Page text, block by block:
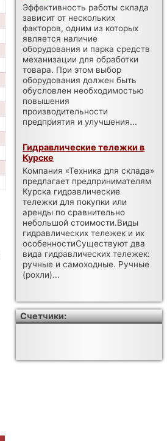
Эффективность работы склада
зависит от нескольких
факторов, одним из которых
является наличие
оборудования и парка средств
механизации для обработки
товара. При этом выбор
оборудования должен быть
обусловлен необходимостью
повышения
производительности
предприятия и улучшения...
Гидравлические тележки в
Курске
Компания «Техника для склада»
предлагает предпринимателям
Курска гидравлические
тележки для покупки или
аренды по сравнительно
небольшой стоимости.Виды
гидравлических тележек и их
особенностиСуществуют два
вида гидравлических тележек:
ручные и самоходные. Ручные
(рохли)...
Счетчики: